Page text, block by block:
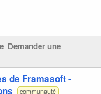
Demander une
de Framasoft -
communauté